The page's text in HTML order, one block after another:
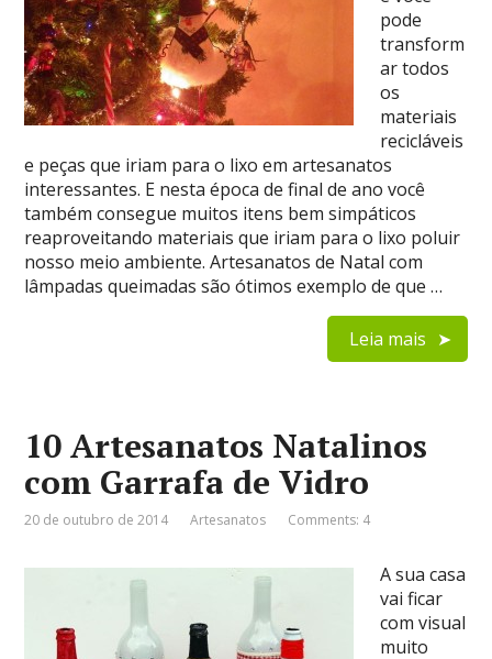
pode
transform
ar todos
os
materiais
recicláveis
e peças que iriam para o lixo em artesanatos
interessantes. E nesta época de final de ano você
também consegue muitos itens bem simpáticos
reaproveitando materiais que iriam para o lixo poluir
nosso meio ambiente. Artesanatos de Natal com
lâmpadas queimadas são ótimos exemplo de que …
Leia mais
10 Artesanatos Natalinos
com Garrafa de Vidro
20 de outubro de 2014 Artesanatos Comments: 4
A sua casa
vai ficar
com visual
muito